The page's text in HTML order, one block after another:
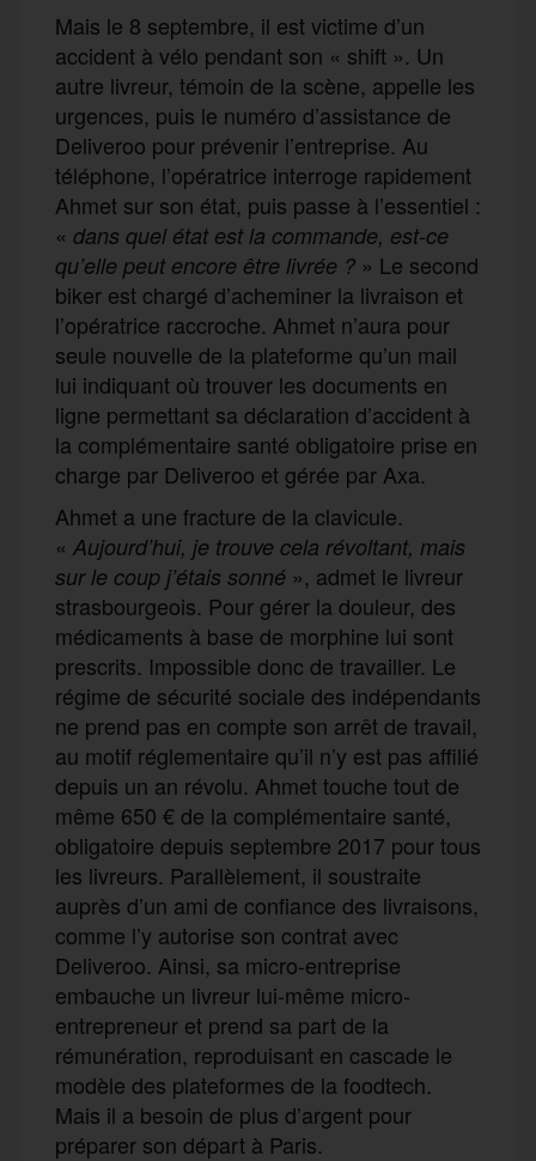
Mais le 8 septembre, il est victime d’un
accident à vélo pendant son « shift ». Un
autre livreur, témoin de la scène, appelle les
urgences, puis le numéro d’assistance de
Deliveroo pour prévenir l’entreprise. Au
téléphone, l’opératrice interroge rapidement
Ahmet sur son état, puis passe à l’essentiel :
« dans quel état est la commande, est-ce
qu’elle peut encore être livrée ? » Le second
biker est chargé d’acheminer la livraison et
l’opératrice raccroche. Ahmet n’aura pour
seule nouvelle de la plateforme qu’un mail
lui indiquant où trouver les documents en
ligne permettant sa déclaration d’accident à
la complémentaire santé obligatoire prise en
charge par Deliveroo et gérée par Axa.
Ahmet a une fracture de la clavicule.
« Aujourd’hui, je trouve cela révoltant, mais
sur le coup j’étais sonné », admet le livreur
strasbourgeois. Pour gérer la douleur, des
médicaments à base de morphine lui sont
prescrits. Impossible donc de travailler. Le
régime de sécurité sociale des indépendants
ne prend pas en compte son arrêt de travail,
au motif réglementaire qu’il n’y est pas affilié
depuis un an révolu. Ahmet touche tout de
même 650 € de la complémentaire santé,
obligatoire depuis septembre 2017 pour tous
les livreurs. Parallèlement, il soustraite
auprès d’un ami de confiance des livraisons,
comme l’y autorise son contrat avec
Deliveroo. Ainsi, sa micro-entreprise
embauche un livreur lui-même micro-
entrepreneur et prend sa part de la
rémunération, reproduisant en cascade le
modèle des plateformes de la foodtech.
Mais il a besoin de plus d’argent pour
préparer son départ à Paris.